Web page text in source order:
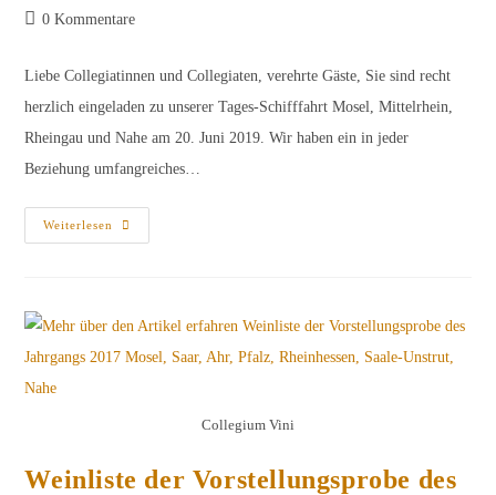
Beitrags-
0 Kommentare
Liebe Collegiatinnen und Collegiaten, verehrte Gäste, Sie sind recht
herzlich eingeladen zu unserer Tages-Schifffahrt Mosel, Mittelrhein,
Rheingau und Nahe am 20. Juni 2019. Wir haben ein in jeder
Beziehung umfangreiches…
Weiterlesen
Tages-
Schifffahrt
Nahe
Collegium Vini
Weinliste der Vorstellungsprobe des